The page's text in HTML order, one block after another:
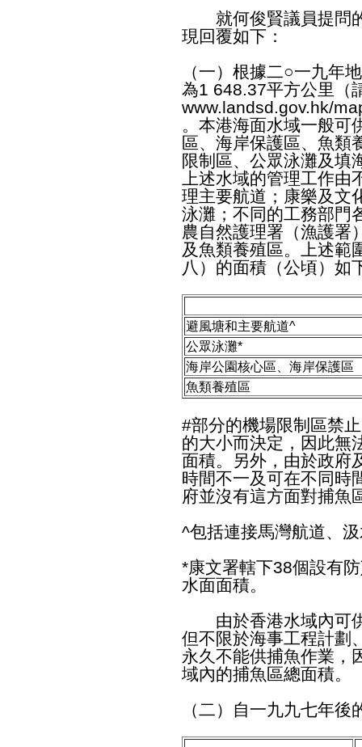
就何俊賢議員提問的
現回覆如下：
（一）根據二○一九年
為1 648.37平方公里（
www.landsd.gov.hk/
。本港海面水域一般可
區、海岸保護區、魚類
限制區、公眾泳灘及填
上述水域的管理工作
理主要航道；康樂及文
泳灘；不同的工務部門
農自然護理署（漁護署
及魚類養殖區。上述範
八）的面積（公頃）如
避風塘和主要航道^
公眾泳灘*
海岸公園核心區、海岸保護區
魚類養殖區
#部分的機場限制區禁
的大小而決定，因此無
面積。另外，由於政府
時間不一及可在不同時
府並沒有這方面對捕魚
^包括連接馬灣航道、
*康文署轄下38個設有
水面面積。
由於香港水域內可供
但不限於海事工程計劃
永久不能供捕魚作業，
域內的捕魚區總面積。
（二）自一九九七年